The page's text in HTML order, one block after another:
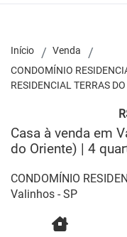
Início
Venda
CONDOMÍNIO
RESIDENCIAL TERRAS
Casa à venda em
do Oriente) | 4
CONDOMÍNIO
Valinhos - SP